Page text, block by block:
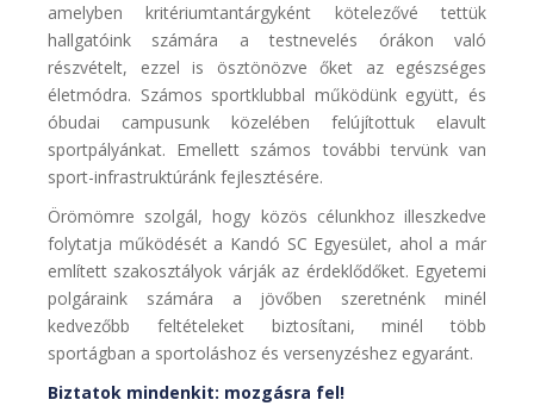
amelyben kritériumtantárgyként kötelezővé tettük
hallgatóink számára a testnevelés órákon való
részvételt, ezzel is ösztönözve őket az egészséges
életmódra. Számos sportklubbal működünk együtt, és
óbudai campusunk közelében felújítottuk elavult
sportpályánkat. Emellett számos további tervünk van
sport-infrastruktúránk fejlesztésére.
Örömömre szolgál, hogy közös célunkhoz illeszkedve
folytatja működését a Kandó SC Egyesület, ahol a már
említett szakosztályok várják az érdeklődőket. Egyetemi
polgáraink számára a jövőben szeretnénk minél
kedvezőbb feltételeket biztosítani, minél több
sportágban a sportoláshoz és versenyzéshez egyaránt.
Biztatok mindenkit: mozgásra fel!